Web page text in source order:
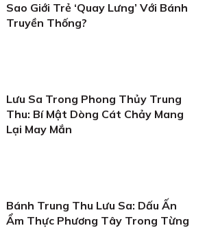
Sao Giới Trẻ ‘Quay Lưng’ Với Bánh
Truyền Thống?
Lưu Sa Trong Phong Thủy Trung
Thu: Bí Mật Dòng Cát Chảy Mang
Lại May Mắn
Bánh Trung Thu Lưu Sa: Dấu Ấn
Ẩm Thực Phương Tây Trong Từng